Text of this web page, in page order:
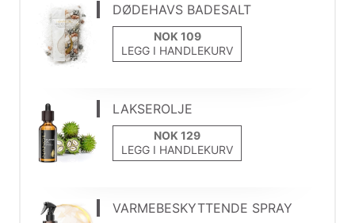
DØDEHAVS BADESALT
LEGG I HANDLEKURV
LAKSEROLJE
LEGG I HANDLEKURV
VARMEBESKYTTENDE SPRAY